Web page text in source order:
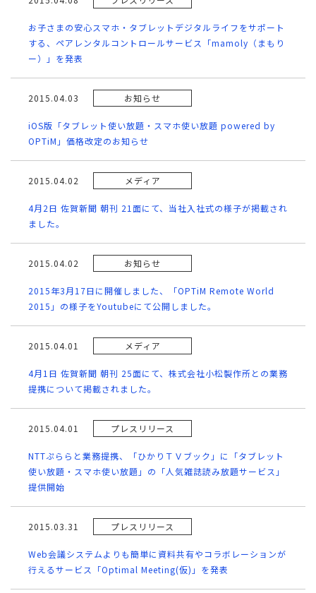
お子さまの安心スマホ・タブレットデジタルライフをサポート
する、ペアレンタルコントロールサービス「mamoly（まもり
ー）」を発表
2015.04.03 お知らせ
iOS版「タブレット使い放題・スマホ使い放題 powered by
OPTiM」価格改定のお知らせ
2015.04.02 メディア
4月2日 佐賀新聞 朝刊 21面にて、当社入社式の様子が掲載され
ました。
2015.04.02 お知らせ
2015年3月17日に開催しました、「OPTiM Remote World
2015」の様子をYoutubeにて公開しました。
2015.04.01 メディア
4月1日 佐賀新聞 朝刊 25面にて、株式会社小松製作所との業務
提携について掲載されました。
2015.04.01 プレスリリース
NTTぷららと業務提携、「ひかりＴＶブック」に「タブレット
使い放題・スマホ使い放題」の「人気雑誌読み放題サービス」
提供開始
2015.03.31 プレスリリース
Web会議システムよりも簡単に資料共有やコラボレーションが
行えるサービス「Optimal Meeting(仮)」を発表